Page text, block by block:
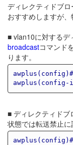
ディレクティドブ
おすすめしますが
■ vlan10に対するデ
broadcastコマンド
ります。
awplus(config)#
■ ディレクティドブ
状態では転送禁止に
awplus(config)#